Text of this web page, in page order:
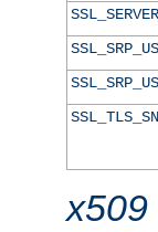
x509